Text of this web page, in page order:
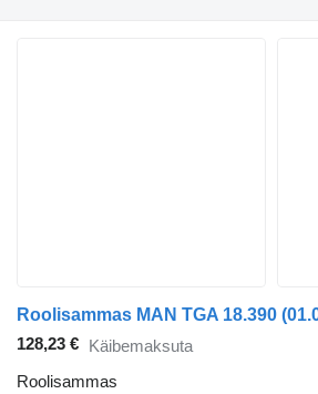
128,23 € Käibemaksuta
Roolisammas